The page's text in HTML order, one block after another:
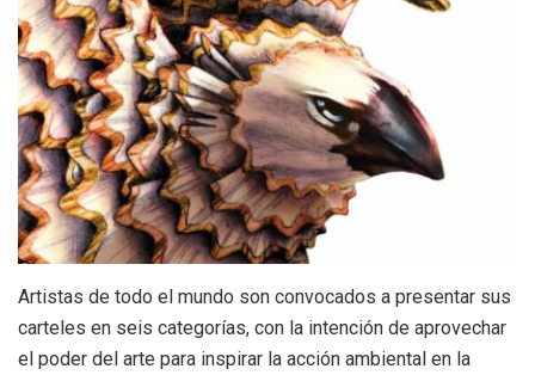
Artistas de todo el mundo son convocados a presentar sus
carteles en seis categorías, con la intención de aprovechar
el poder del arte para inspirar la acción ambiental en la